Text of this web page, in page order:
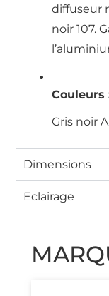
diffuseur
noir 107.
Couleurs
Gris noir
Dimensions
Eclairage